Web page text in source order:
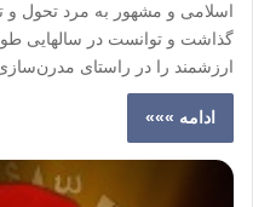
گذاشت و توانست در سالهایی
ارزشمند را در راستای
ادامه »»»